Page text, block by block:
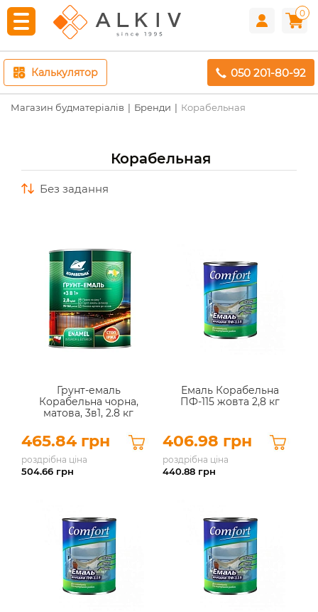
0
Калькулятор 050 201-80-92
Магазин будматеріалів Бренди Корабельная
Корабельная
без задання
Грунт-емаль
Корабельна чорна,
матова, 3в1, 2.8 кг
465.84 грн
роздрібна ціна
504.66 грн
Емаль Корабельна
ПФ-115 жовта 2,8 кг
406.98 грн
роздрібна ціна
440.88 грн